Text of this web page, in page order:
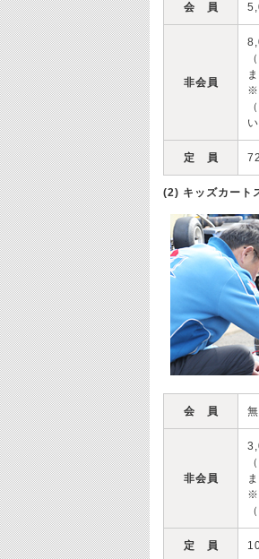
会 員
非会員
定 員
(2) キッズカート
会 員
非会員
定 員